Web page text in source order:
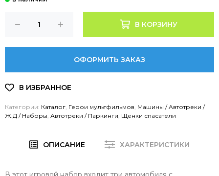
В КОРЗИНУ
ОФОРМИТЬ ЗАКАЗ
Категории: Каталог Герои мультфильмов Машины / Автотреки /
Ж.Д / Наборы Автотреки / Паркинги Щенки спасатели
ОПИСАНИЕ ХАРАКТЕРИСТИКИ